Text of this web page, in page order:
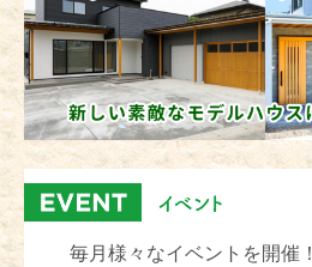
毎月様々なイベントを開催！